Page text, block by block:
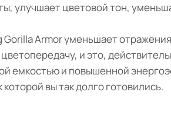
улучшает цветовой тон,
Armor уменьшает
и это,
емкостью и повышенной
вы так долго готовились.